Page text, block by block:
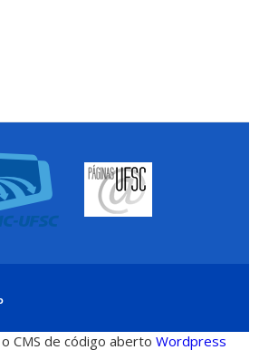
CMS de código abertoWordpress